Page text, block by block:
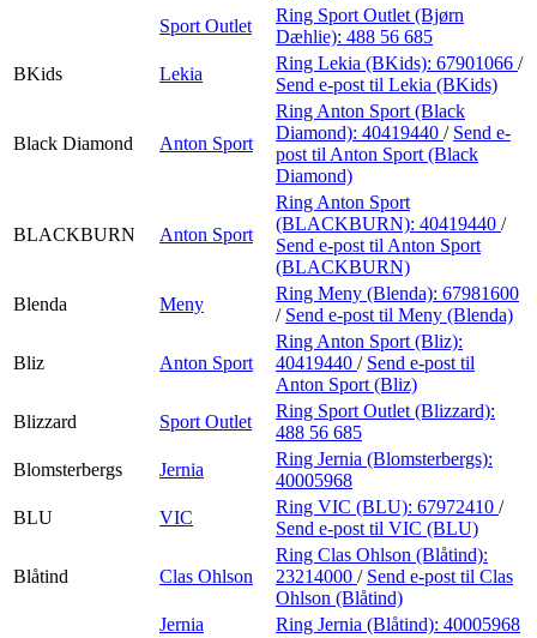
Sport Outlet
Ring Sport Outlet (Bjørn
Dæhlie): 488 56 685
BKids
Lekia
Ring Lekia (BKids): 67901066 /
Send e-post til Lekia (BKids)
Black Diamond Anton Sport
Ring Anton Sport (Black
Diamond): 40419440 / Send e-
post til Anton Sport (Black
Diamond)
BLACKBURN Anton Sport
Ring Anton Sport
(BLACKBURN): 40419440 /
Send e-post til Anton Sport
(BLACKBURN)
Blenda
Meny
Ring Meny (Blenda): 67981600
/ Send e-post til Meny (Blenda)
Bliz Anton Sport
Ring Anton Sport (Bliz):
40419440 / Send e-post til
Anton Sport (Bliz)
Blizzard
Sport Outlet
Ring Sport Outlet (Blizzard):
488 56 685
Blomsterbergs
Jernia
Ring Jernia (Blomsterbergs):
40005968
BLU
VIC
Ring VIC (BLU): 67972410 /
Send e-post til VIC (BLU)
Blåtind Clas Ohlson
Ring Clas Ohlson (Blåtind):
23214000 / Send e-post til Clas
Ohlson (Blåtind)
Jernia
Ring Jernia (Blåtind): 40005968